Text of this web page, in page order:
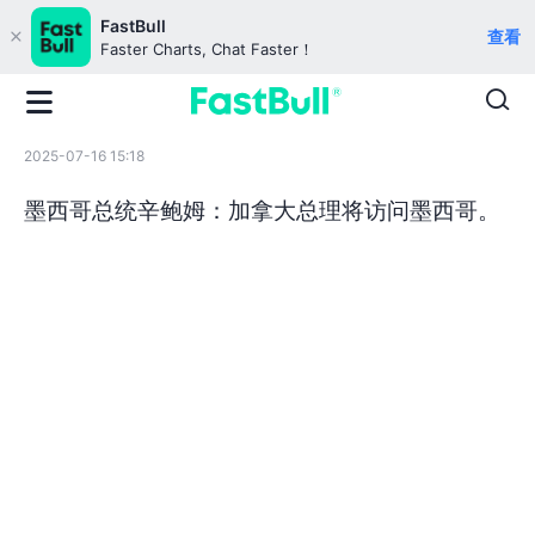
FastBull
Faster Charts, Chat Faster！
查看
2025-07-16 15:18
墨西哥总统辛鲍姆：加拿大总理将访问墨西哥。